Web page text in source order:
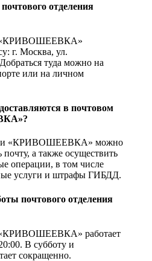
отделения
«КРИВОШЕЕВКА»
г. Москва, ул.
туда можно на
или на личном
в почтовом
«КРИВОШЕЕВКА» можно
а также осуществить
операции, в том числе
услуги и штрафы ГИБДД.
почтового отделения
«КРИВОШЕЕВКА» работает
В субботу и
сокращенно.